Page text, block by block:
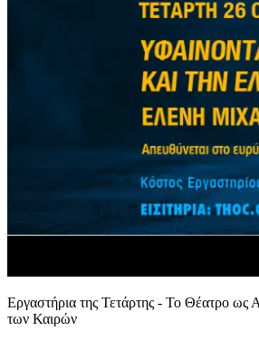
Εργαστήρια της Τετάρτης - Το Θέατρο ως
των Καιρών